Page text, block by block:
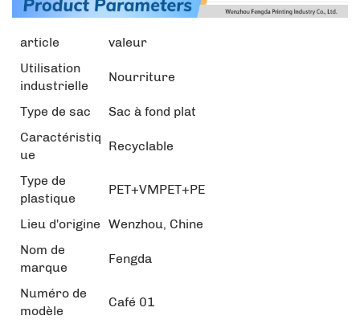
article
valeur
Utilisation
industrielle
Nourriture
Type de sac
Sac à fond plat
Caractéristiq
ue
Recyclable
Type de
plastique
PET+VMPET+PE
Lieu d'origine Wenzhou, Chine
Nom de
marque
Fengda
Numéro de
modèle
Café 01